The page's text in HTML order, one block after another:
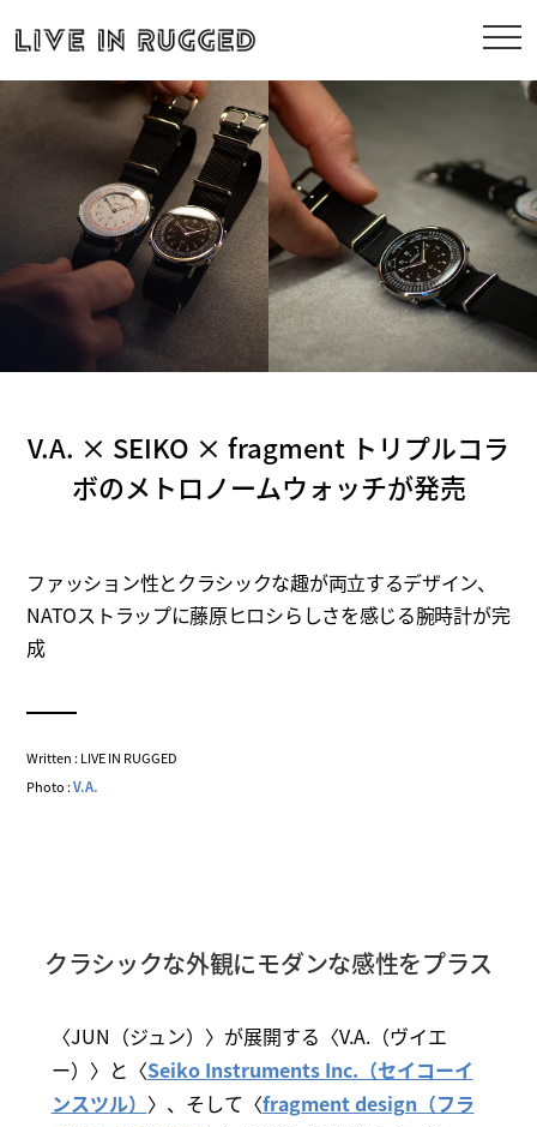
V.A. × SEIKO × fragment トリプルコラ
ボのメトロノームウォッチが発売
ファッション性とクラシックな趣が両立するデザイン、
NATOストラップに藤原ヒロシらしさを感じる腕時計が完
成
Written : LIVE IN RUGGED
Photo :V.A.
クラシックな外観にモダンな感性をプラス
〈JUN（ジュン）〉が展開する〈V.A.（ヴイエ
ー）〉と〈Seiko Instruments Inc.（セイコーイ
ンスツル） 〉、そして〈fragment design（フラ